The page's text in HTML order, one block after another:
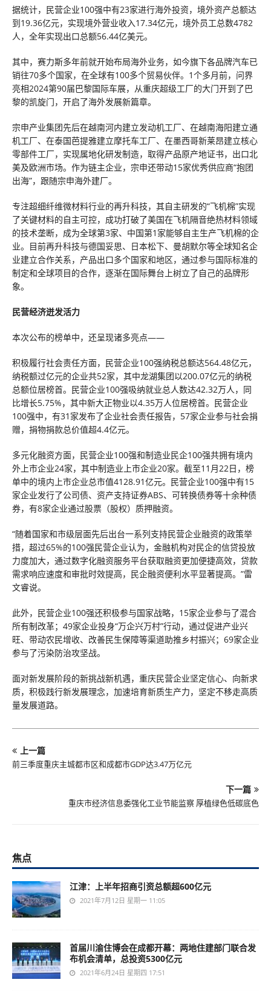
据统计，民营企业100强中有23家进行海外投资，境外资产总额达
到19.36亿元，实现境外营业收入17.34亿元，境外员工总数4782
人，全年实现出口总额56.44亿美元。
其中，赛力斯多年前就开始布局海外业务，如今旗下各品牌汽车已
销往70多个国家，在全球有100多个贸易伙伴。1个多月前，问界
亮相2024第90届巴黎国际车展，从重庆超级工厂的大门开到了巴
黎的凯旋门，开启了海外发展新篇章。
宗申产业集团先后在越南河内建立发动机工厂、在越南海阳建立通
机工厂、在泰国芭提雅建立摩托车工厂、在墨西哥新莱昂建立核心
零部件工厂，实现属地化研发制造，取得产品原产地证书，出口北
美及欧洲市场。作为链主企业，宗申还带动15家优秀供应商“抱团
出海”，跟随宗申海外建厂。
专注超细纤维微材料行业的再升科技，其自主研发的“飞机棉”实现
了关键材料的自主可控，成功打破了美国在飞机隔音绝热材料领域
的技术垄断，成为全球第3家、中国第1家能够自主生产飞机棉的企
业。目前再升科技与德国妥思、日本松下、曼胡默尔等全球知名企
业建立合作关系，产品出口多个国家和地区，通过参与国际标准的
制定和全球项目的合作，逐渐在国际舞台上树立了自己的品牌形
象。
民营经济迸发活力
本次公布的榜单中，还呈现诸多亮点——
积极履行社会责任方面，民营企业100强纳税总额达564.48亿元，
纳税额过亿元的企业共52家，其中龙湖集团以200.07亿元的纳税
总额位居榜首。民营企业100强吸纳就业总人数达42.32万人，同
比增长5.75%，其中新大正物业以4.35万人位居榜首。民营企业
100强中，有31家发布了企业社会责任报告，57家企业参与社会捐
赠，捐物捐款总价值超4.4亿元。
多元化融资方面，民营企业100强和制造业民企100强共拥有境内
外上市企业24家，其中制造业上市企业20家。截至11月22日，榜
单中的境内上市企业总市值4128.91亿元。民营企业100强中有15
家企业发行了公司债、资产支持证券ABS、可转换债券等十余种债
券，有8家企业通过股票（股权）质押融资。
“随着国家和市级层面先后出台一系列支持民营企业融资的政策举
措，超过65%的100强民营企业认为，金融机构对民企的信贷投放
力度加大，通过数字化融资服务平台获取融资更加便捷高效，贷款
需求响应速度和审批时效提高，民企融资便利水平显著提高。”雷
文睿说。
此外，民营企业100强还积极参与国家战略，15家企业参与了混合
所有制改革；49家企业投身“万企兴万村”行动，通过促进产业兴
旺、带动农民增收、改善民生保障等渠道助推乡村振兴；69家企业
参与了污染防治攻坚战。
面对新发展阶段的新挑战新机遇，重庆民营企业坚定信心、向新求
质，积极践行新发展理念，加速培育新质生产力，坚定不移走高质
量发展道路。
上一篇
前三季度重庆主城都市区和成都市GDP达3.47万亿元
下一篇
重庆市经济信息委强化工业节能监察 厚植绿色低碳底色
焦点
江津：上半年招商引资总额超600亿元
2021年7月12日 星期一 11:05
首届川渝住博会在成都开幕：两地住建部门联合发
布机会清单，总投资5300亿元
2021年6月24日 星期四 17:51